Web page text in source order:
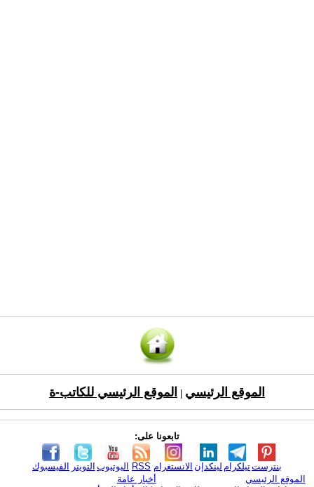
الموقع الرئيسي الموقع الرئيسي للكاتب-ة
تابعونا على:
الفيسبوك التويتر اليوتيوب RSS الانستغرام لينكدإن تيلكرامبنترست
الموقع الرئيسي
أخبار عامة